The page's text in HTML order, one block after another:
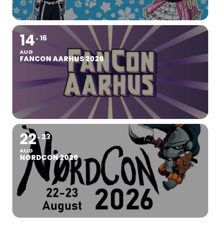
14
AUG
16
FANCON AARHUS 2026
22
AUG
23
NØRDCON 2026